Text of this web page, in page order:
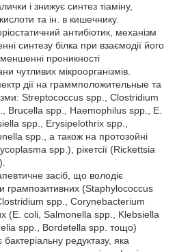
і знижує синтез тіаміну,
та ін. в кишечнику.
антибіотик, механізм
синтезу білка при взаємодії його
проникності
чутливих мікроорганізмів.
дії на граммположительные та
Streptococcus spp., Clostridium
Brucella spp., Haemophilus spp., E.
spp., Erysipelothrix spp.,
spp., а також на протозойні
spp.), рікетсії (Rickettsia
засіб, що володіє
грампозитивних (Staphylococcus
spp., Corynebacterium
(Е. coli, Salmonella spp., Klebsiella
spp., Bordetella spp. тощо)
бактеріальну редуктазу, яка